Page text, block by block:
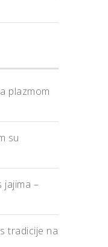
plazmom
su
jajima –
tradicije na